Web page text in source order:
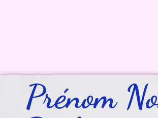
Prénom